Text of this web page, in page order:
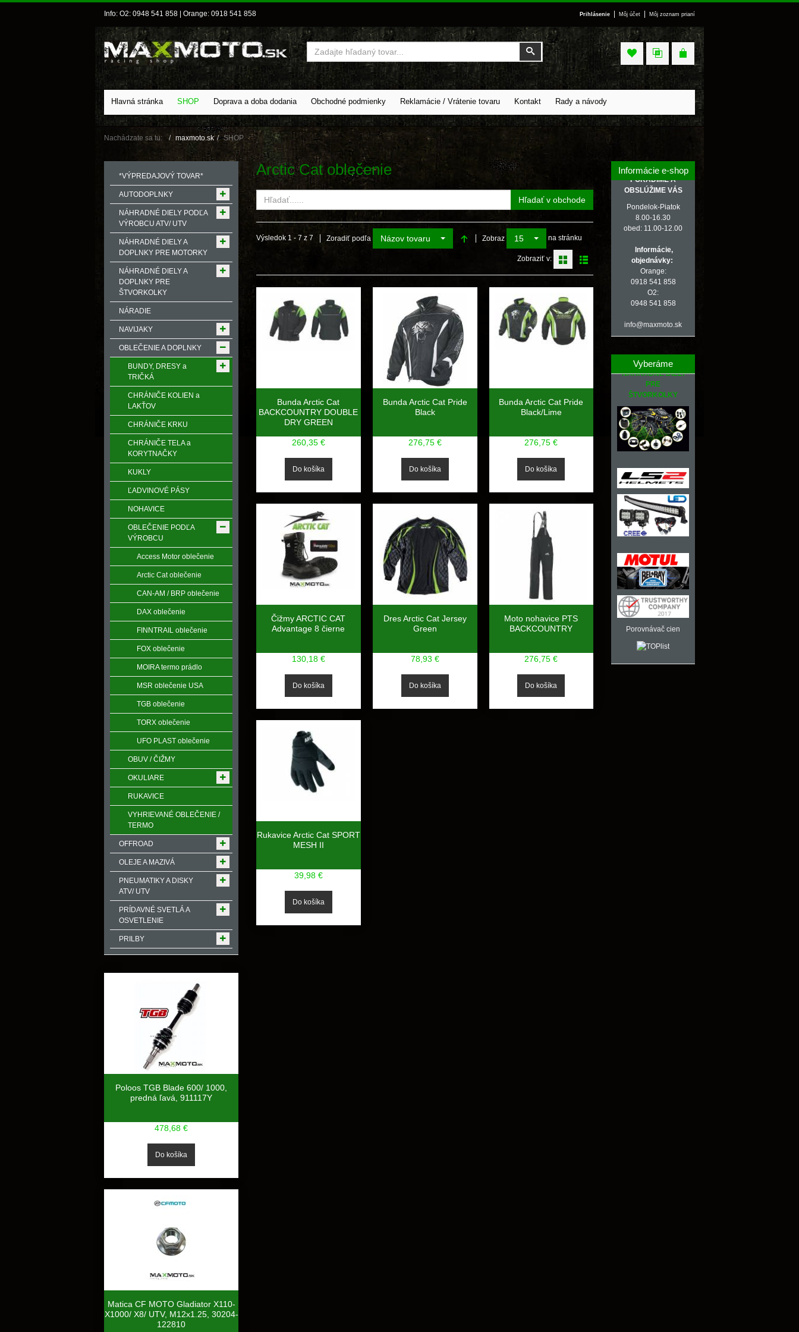
Info: O2: 0948 541 858 | Orange: 0918 541 858 Prihlásenie Môj účet Môj zoznam prianí
Vyhľadať
Vyhľadať
Hlavná stránka SHOP Doprava a doba dodania Obchodné podmienky Reklamácie / Vrátenie tovaru Kontakt Rady a návody
Nachádzate sa tu: maxmoto.sk SHOP
Arctic Cat oblečenie
Hľadať v obchode
Výsledok 1 - 7 z 7 Zoradiť podľa Názov tovaru Zobraz 15 na stránku
Zobraziť v:
Bunda Arctic Cat
BACKCOUNTRY DOUBLE
DRY GREEN
260,35 €
Bunda Arctic Cat Pride
Black
276,75 €
Bunda Arctic Cat Pride
Black/Lime
276,75 €
Čižmy ARCTIC CAT
Advantage 8 čierne
130,18 €
Dres Arctic Cat Jersey
Green
78,93 €
Moto nohavice PTS
BACKCOUNTRY
276,75 €
Rukavice Arctic Cat SPORT
MESH II
39,98 €
*VÝPREDAJOVÝ TOVAR*
AUTODOPLNKY
NÁHRADNÉ DIELY PODĽA
VÝROBCU ATV/ UTV
NÁHRADNÉ DIELY A
DOPLNKY PRE MOTORKY
NÁHRADNÉ DIELY A
DOPLNKY PRE
ŠTVORKOLKY
NÁRADIE
NAVIJAKY
OBLEČENIE A DOPLNKY
BUNDY, DRESY a
TRIČKÁ
CHRÁNIČE KOLIEN a
LAKŤOV
CHRÁNIČE KRKU
CHRÁNIČE TELA a
KORYTNAČKY
KUKLY
ĽADVINOVÉ PÁSY
NOHAVICE
OBLEČENIE PODĽA
VÝROBCU
Access Motor oblečenie
Arctic Cat oblečenie
CAN-AM / BRP oblečenie
DAX oblečenie
FINNTRAIL oblečenie
FOX oblečenie
MOIRA termo prádlo
MSR oblečenie USA
TGB oblečenie
TORX oblečenie
UFO PLAST oblečenie
OBUV / ČIŽMY
OKULIARE
RUKAVICE
VYHRIEVANÉ OBLEČENIE /
TERMO
OFFROAD
OLEJE A MAZIVÁ
PNEUMATIKY A DISKY
ATV/ UTV
PRÍDAVNÉ SVETLÁ A
OSVETLENIE
PRILBY
Poloos TGB Blade 600/ 1000,
predná ľavá, 911117Y
478,68 €
Matica CF MOTO Gladiator X110-
X1000/ X8/ UTV, M12x1.25, 30204-
122810
Informácie e-shop
PORADÍME A
OBSLÚŽIME VÁS
Pondelok-Piatok
8.00-16.30
obed: 11.00-12.00
Informácie,
objednávky:
Orange:
0918 541 858
O2:
0948 541 858
info@maxmoto.sk
Vyberáme
NÁHRADNÉ DIELY
PRE
ŠTVORKOLKY
Porovnávač cien